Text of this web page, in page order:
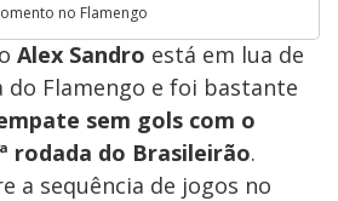
no Flamengo
Alex Sandro está em lua de
do Flamengo e foi bastante
sem gols com o
rodada do Brasileirão.
a sequência de jogos no